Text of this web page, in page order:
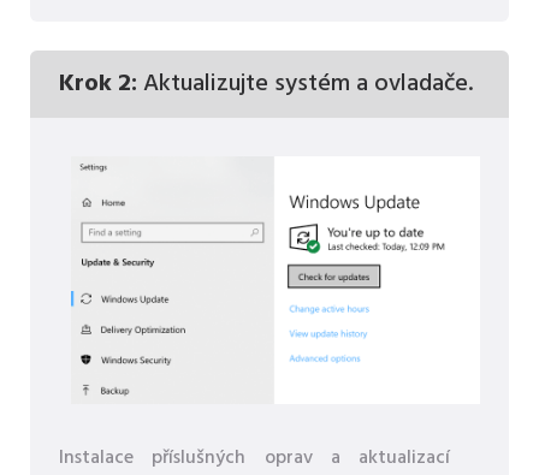
Krok 2:Aktualizujte systém a ovladače.
Instalace příslušných oprav a aktualizací